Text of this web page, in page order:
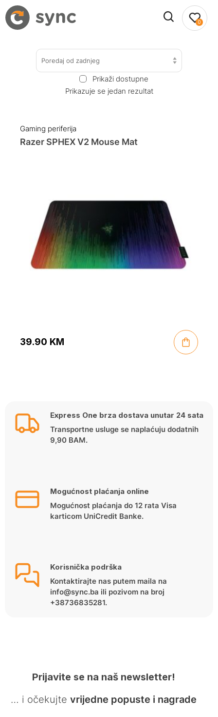
0
Poredaj od zadnjeg
Prikaži dostupne
Prikazuje se jedan rezultat
Gaming periferija
Razer SPHEX V2 Mouse Mat
39.90 KM
Express One brza dostava unutar 24 sata
Transportne usluge se naplaćuju dodatnih
9,90 BAM.
Mogućnost plaćanja online
Mogućnost plaćanja do 12 rata Visa
karticom UniCredit Banke.
Korisnička podrška
Kontaktirajte nas putem maila na
info@sync.ba ili pozivom na broj
+38736835281.
Prijavite se na naš newsletter!
… i očekujte vrijedne popuste i nagrade